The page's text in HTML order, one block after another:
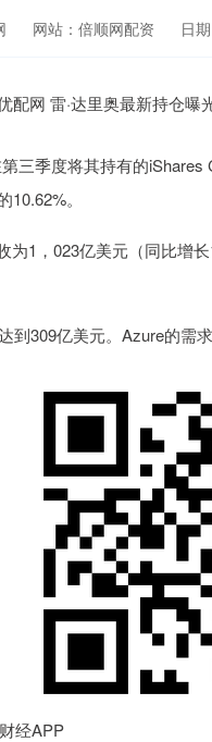
网站：倍顺网配资 日
季度将其持有的iShares
。
1，023亿美元（同比增
309亿美元。Azure的需求
经APP
-34.08 -0.24%